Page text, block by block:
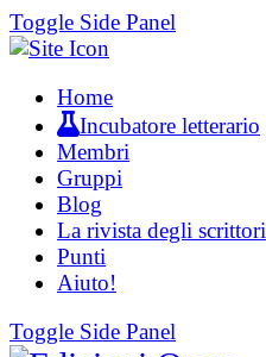
Toggle Side Panel
Home
Incubatore letterario
Membri
Gruppi
Blog
La rivista degli scrittori
Punti
Aiuto!
Toggle Side Panel